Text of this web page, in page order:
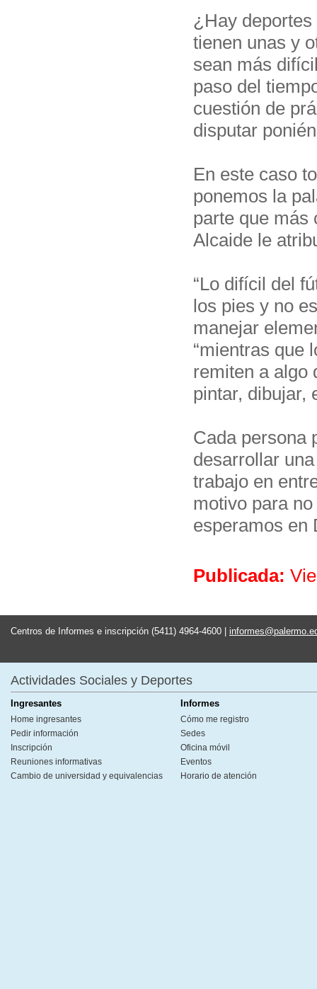
¿Hay
tienen unas y
sean más
paso del
cuestión de
disputar
En este caso
ponemos la
parte que más
Alcaide le
“Lo difícil del
los pies y no
manejar
“mientras que
remiten a algo
pintar, dibujar,
Cada persona
desarrollar
trabajo en
motivo para
esperamos en
Publicada:
Centros de Informes e inscripción (5411) 4964-4600 |
Actividades Sociales y Deportes
Ingresantes
Home ingresantes
Pedir información
Inscripción
Reuniones informativas
Cambio de universidad y equivalencias
Informes
Cómo me registro
Sedes
Oficina móvil
Eventos
Horario de atención